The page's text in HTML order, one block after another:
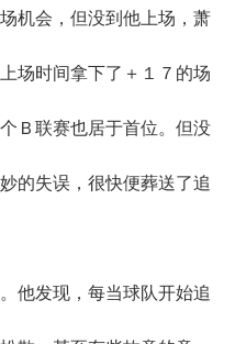
机会，但没到他上场，萧
场时间拿下了＋１７的场
Ｂ联赛也居于首位。但没
的失误，很快便葬送了追
发现，每当球队开始追